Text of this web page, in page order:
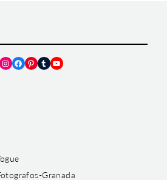
Instagram
Facebook
Pinterest
TumblrYouTube